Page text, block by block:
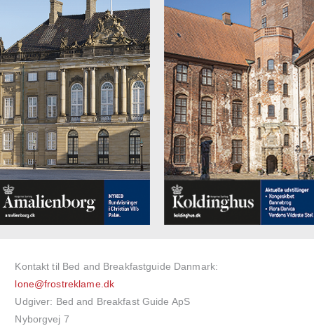
Kontakt til Bed and Breakfastguide Danmark:
lone@frostreklame.dk
Udgiver: Bed and Breakfast Guide ApS
Nyborgvej 7